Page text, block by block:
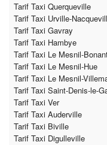
Tarif Taxi Querqueville
Tarif Taxi Urville-
Tarif Taxi Gavray
Tarif Taxi Hambye
Tarif Taxi Le Mesnil-
Tarif Taxi Le Mesnil-Hue
Tarif Taxi Le Mesnil-
Tarif Taxi Saint-Denis-le-
Tarif Taxi Ver
Tarif Taxi Auderville
Tarif Taxi Biville
Tarif Taxi Digulleville